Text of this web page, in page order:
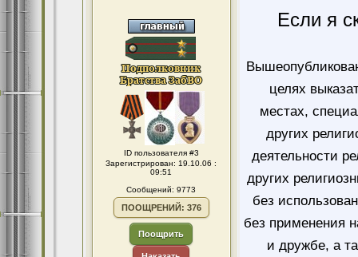
ID пользователя #3
Зарегистрирован: 19.10.06 :
09:51
Сообщений: 9773
ПООЩРЕНИЙ: 376
Поощрить
Если я
целях
местах,
других
деятельности
других
без
без применения
и дружбе, а